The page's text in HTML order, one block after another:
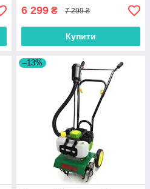
6 299 ₴ 7 299 ₴
Купити
–13%